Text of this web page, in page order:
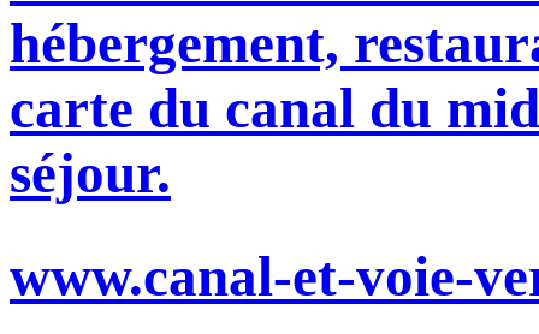
hébergement,
carte du canal du
séjour.
www.canal-et-voie-